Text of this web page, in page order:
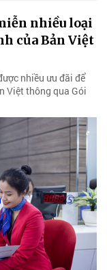
nhiều loại
của Bản Việt
nhiều ưu đãi để
Việt thông qua Gói